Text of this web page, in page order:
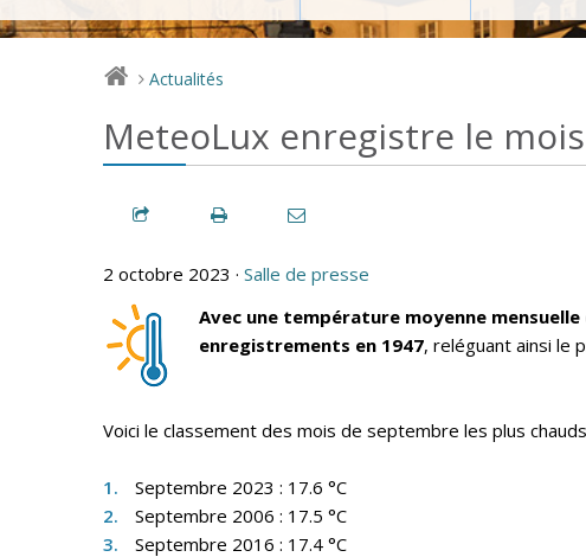
> Actualités
MeteoLux enregistre le
2 octobre 2023 · Salle de presse
Avec une température moyenne
enregistrements en 1947, reléguant ainsi le
Voici le classement des mois de septembre les plus
Septembre 2023 : 17.6 °C
Septembre 2006 : 17.5 °C
Septembre 2016 : 17.4 °C